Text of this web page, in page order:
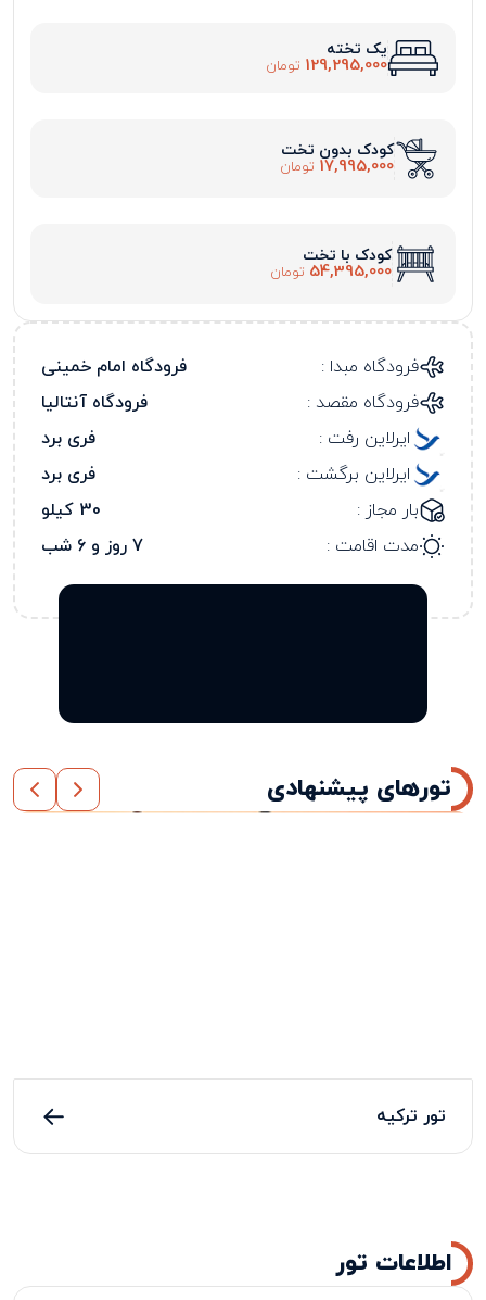
یک تخته
129,295,000 تومان
کودک بدون تخت
17,995,000 تومان
کودک با تخت
54,395,000 تومان
فرودگاه مبدا :
فرودگاه امام خمینی
فرودگاه مقصد :
فرودگاه آنتالیا
ایرلاین رفت :
فری برد
ایرلاین برگشت :
فری برد
بار مجاز :
30 کیلو
مدت اقامت :
7 روز و 6 شب
تورهای پیشنهادی
تور ترکیه
اطلاعات تور